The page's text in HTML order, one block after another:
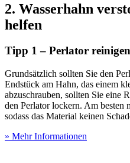
2. Wasserhahn
helfen
Tipp 1 – Perlator
Grundsätzlich sollten Sie den
Endstück am Hahn, das einem
abzuschrauben, sollten Sie eine
den Perlator lockern. Am
sodass das Material keinen
» Mehr Informationen